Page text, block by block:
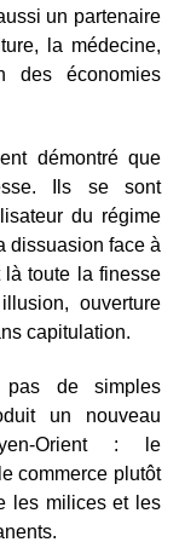
un partenaire
la médecine,
des économies
démontré que
Ils se sont
du régime
dissuasion face à
là toute la finesse
ouverture
capitulation.
pas de simples
un nouveau
Orient : le
commerce plutôt
les milices et les